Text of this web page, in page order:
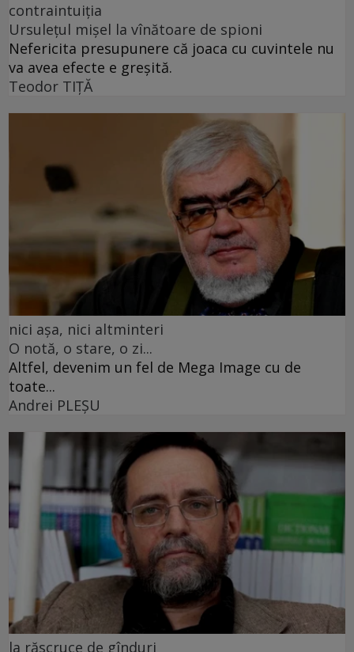
contraintuiția
Ursulețul mișel la vînătoare de spioni
Nefericita presupunere că joaca cu cuvintele nu
va avea efecte e greșită.
Teodor TIŢĂ
nici așa, nici altminteri
O notă, o stare, o zi...
Altfel, devenim un fel de Mega Image cu de
toate...
Andrei PLEŞU
la răscruce de gînduri